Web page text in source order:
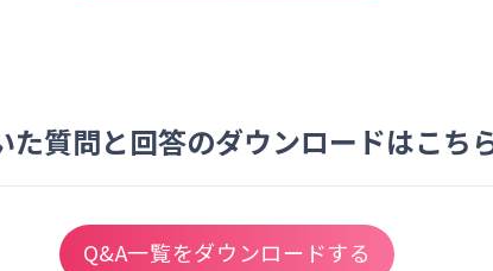
質問と回答のダウンロードはこち
Q&A一覧をダウンロードする